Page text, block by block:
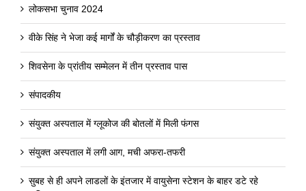
लोकसभा चुनाव 2024
वीके सिंह ने भेजा कई मार्गों के चौड़ीकरण का प्रस्ताव
शिवसेना के प्रांतीय सम्मेलन में तीन प्रस्ताव पास
संपादकीय
संयुक्त अस्पताल में ग्लूकोज की बोतलों में मिली फंगस
संयुक्त अस्पताल में लगी आग, मची अफरा-तफरी
सुबह से ही अपने लाडलों के इंतजार में वायुसेना स्टेशन के बाहर डटे रहे